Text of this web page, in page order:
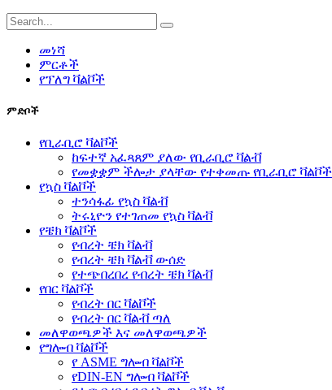
መነሻ
ምርቶች
የፕለግ ቫልቮች
ምድቦች
የቢራቢሮ ቫልቮች
ከፍተኛ አፈጻጸም ያለው የቢራቢሮ ቫልቭ
የመቋቋም ችሎታ ያላቸው የተቀመጡ የቢራቢሮ ቫልቮች
የኳስ ቫልቮች
ተንሳፋፊ የኳስ ቫልቭ
ትሩኒዮን የተገጠመ የኳስ ቫልቭ
የቼክ ቫልቮች
የብረት ቼክ ቫልቭ
የብረት ቼክ ቫልቭ ውሰድ
የተጭበረበረ የብረት ቼክ ቫልቭ
የበር ቫልቮች
የብረት በር ቫልቮች
የብረት በር ቫልቭ ጣለ
መለዋወጫዎች እና መለዋወጫዎች
የግሎብ ቫልቮች
የ ASME ግሎብ ቫልቮች
የDIN-EN ግሎብ ቫልቮች